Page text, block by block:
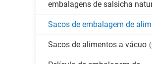
embalagens de salsicha
Sacos de embalagem de
Sacos de alimentos a vácuo